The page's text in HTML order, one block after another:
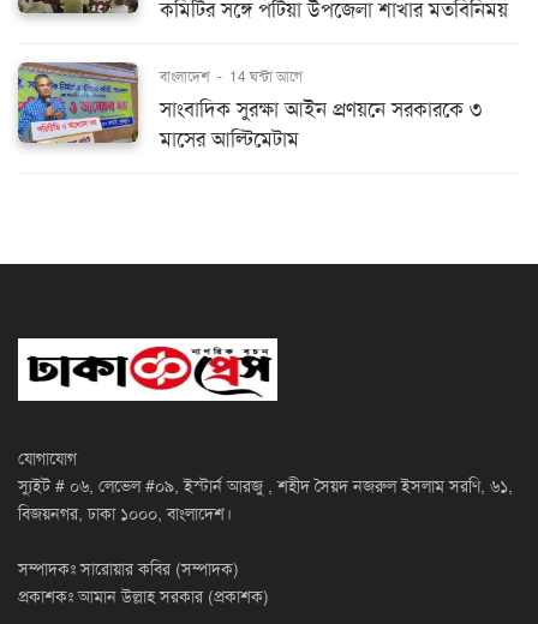
কমিটির সঙ্গে পটিয়া উপজেলা শাখার মতবিনিময়
বাংলাদেশ - 14 ঘন্টা আগে
সাংবাদিক সুরক্ষা আইন প্রণয়নে সরকারকে ৩
মাসের আল্টিমেটাম
যোগাযোগ
স্যুইট # ০৬, লেভেল #০৯, ইস্টার্ন আরজু , শহীদ সৈয়দ নজরুল ইসলাম সরণি, ৬১,
বিজয়নগর, ঢাকা ১০০০, বাংলাদেশ।
সম্পাদকঃ সারোয়ার কবির (সম্পাদক)
প্রকাশকঃ আমান উল্লাহ সরকার (প্রকাশক)